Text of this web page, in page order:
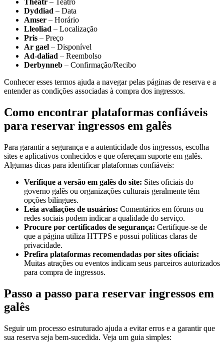
Theatr – Teatro
Dyddiad – Data
Amser – Horário
Lleoliad – Localização
Pris – Preço
Ar gael – Disponível
Ad-daliad – Reembolso
Derbynneb – Confirmação/Recibo
Conhecer esses termos ajuda a navegar pelas páginas de reserva e a
entender as condições associadas à compra dos ingressos.
Como encontrar plataformas confiáveis
para reservar ingressos em galês
Para garantir a segurança e a autenticidade dos ingressos, escolha
sites e aplicativos conhecidos e que ofereçam suporte em galês.
Algumas dicas para identificar plataformas confiáveis:
Verifique a versão em galês do site: Sites oficiais do
governo galês ou organizações culturais geralmente têm
opções bilíngues.
Leia avaliações de usuários: Comentários em fóruns ou
redes sociais podem indicar a qualidade do serviço.
Procure por certificados de segurança: Certifique-se de
que a página utiliza HTTPS e possui políticas claras de
privacidade.
Prefira plataformas recomendadas por sites oficiais:
Muitas atrações ou eventos indicam seus parceiros autorizados
para compra de ingressos.
Passo a passo para reservar ingressos em
galês
Seguir um processo estruturado ajuda a evitar erros e a garantir que
sua reserva seja bem-sucedida. Veja um guia simples: